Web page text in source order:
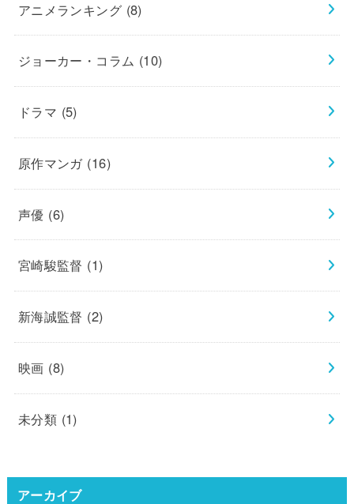
アニメランキング (8)
ジョーカー・コラム (10)
ドラマ (5)
原作マンガ (16)
声優 (6)
宮崎駿監督 (1)
新海誠監督 (2)
映画 (8)
未分類 (1)
アーカイブ